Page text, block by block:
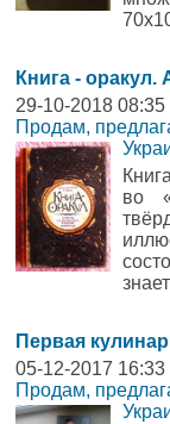
Книга -
29-10-2018 08:35
Продам,
во
Первая
05-12-2017 16:33
Продам,